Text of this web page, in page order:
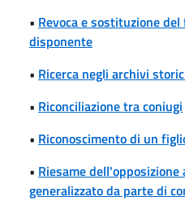
• Revoca e sostituzione
disponente
• Ricerca negli archivi
• Riconciliazione tra coniugi
• Riconoscimento di un
• Riesame dell'opposizione
generalizzato da parte di